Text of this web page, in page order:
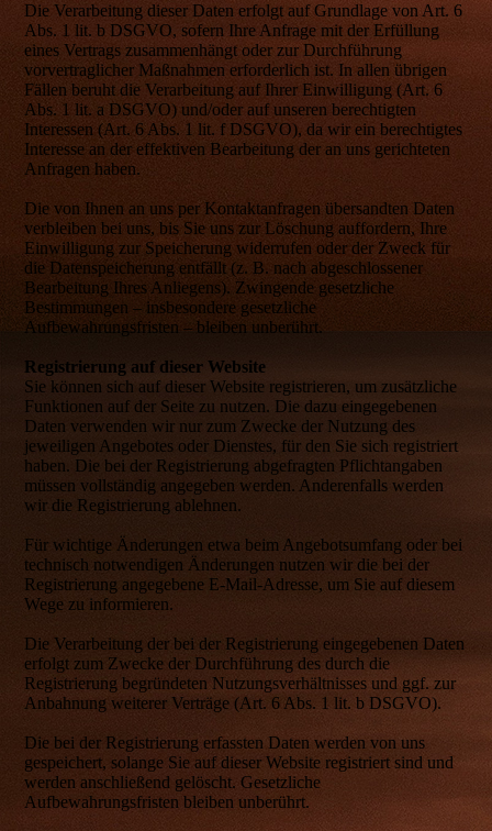
Die Verarbeitung dieser Daten erfolgt auf Grundlage von Art. 6
Abs. 1 lit. b DSGVO, sofern Ihre Anfrage mit der Erfüllung
eines Vertrags zusammenhängt oder zur Durchführung
vorvertraglicher Maßnahmen erforderlich ist. In allen übrigen
Fällen beruht die Verarbeitung auf Ihrer Einwilligung (Art. 6
Abs. 1 lit. a DSGVO) und/oder auf unseren berechtigten
Interessen (Art. 6 Abs. 1 lit. f DSGVO), da wir ein berechtigtes
Interesse an der effektiven Bearbeitung der an uns gerichteten
Anfragen haben.
Die von Ihnen an uns per Kontaktanfragen übersandten Daten
verbleiben bei uns, bis Sie uns zur Löschung auffordern, Ihre
Einwilligung zur Speicherung widerrufen oder der Zweck für
die Datenspeicherung entfällt (z. B. nach abgeschlossener
Bearbeitung Ihres Anliegens). Zwingende gesetzliche
Bestimmungen – insbesondere gesetzliche
Aufbewahrungsfristen – bleiben unberührt.
Registrierung auf dieser Website
Sie können sich auf dieser Website registrieren, um zusätzliche
Funktionen auf der Seite zu nutzen. Die dazu eingegebenen
Daten verwenden wir nur zum Zwecke der Nutzung des
jeweiligen Angebotes oder Dienstes, für den Sie sich registriert
haben. Die bei der Registrierung abgefragten Pflichtangaben
müssen vollständig angegeben werden. Anderenfalls werden
wir die Registrierung ablehnen.
Für wichtige Änderungen etwa beim Angebotsumfang oder bei
technisch notwendigen Änderungen nutzen wir die bei der
Registrierung angegebene E-Mail-Adresse, um Sie auf diesem
Wege zu informieren.
Die Verarbeitung der bei der Registrierung eingegebenen Daten
erfolgt zum Zwecke der Durchführung des durch die
Registrierung begründeten Nutzungsverhältnisses und ggf. zur
Anbahnung weiterer Verträge (Art. 6 Abs. 1 lit. b DSGVO).
Die bei der Registrierung erfassten Daten werden von uns
gespeichert, solange Sie auf dieser Website registriert sind und
werden anschließend gelöscht. Gesetzliche
Aufbewahrungsfristen bleiben unberührt.